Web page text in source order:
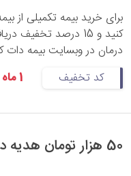
برای خرید بیمه تکمیلی از
کنید و 15 درصد
درمان در وبسایت بیمه دات
کد تخفیف
1 ماه بعد
50 هزار تومان هدیه دعوت از دوستان به اپلیکیشن بیمه سامان